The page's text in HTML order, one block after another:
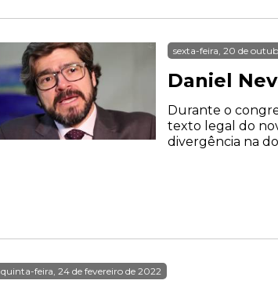
sexta-feira, 20 de
Daniel
Durante o
texto legal do
divergência na
quinta-feira, 24 de fevereiro de 2022